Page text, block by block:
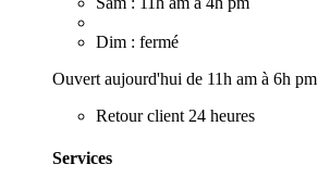
Dim : fermé
Ouvert aujourd'hui de 11h am à 6h pm
Retour client 24 heures
Services